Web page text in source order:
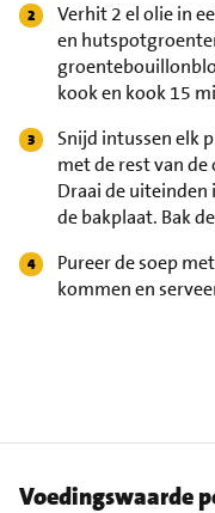
Verhit 2 el olie in
en
kook en kook 15
Snijd intussen elk
met de rest van
Draai de
de bakplaat. Bak
Pureer de soep
kommen en
Voedingswaarde